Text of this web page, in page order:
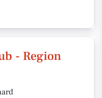
- Region